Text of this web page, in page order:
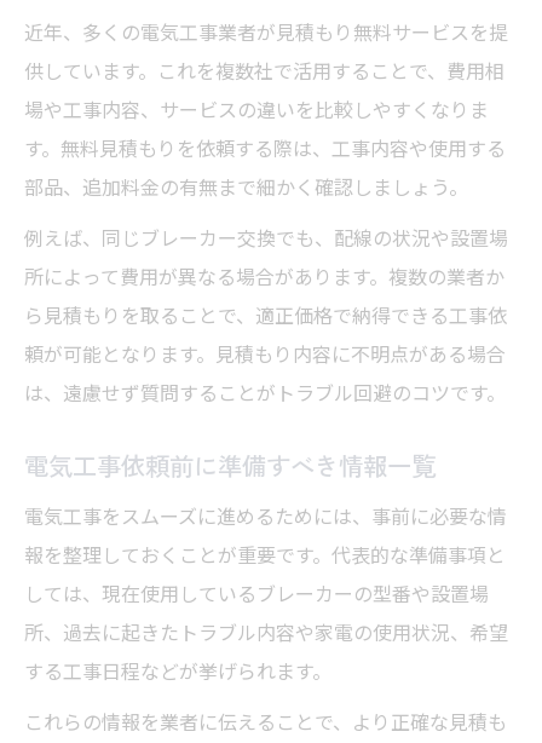
近年、多くの電気工事業者が見積もり無料サービスを提
供しています。これを複数社で活用することで、費用相
場や工事内容、サービスの違いを比較しやすくなりま
す。無料見積もりを依頼する際は、工事内容や使用する
部品、追加料金の有無まで細かく確認しましょう。
例えば、同じブレーカー交換でも、配線の状況や設置場
所によって費用が異なる場合があります。複数の業者か
ら見積もりを取ることで、適正価格で納得できる工事依
頼が可能となります。見積もり内容に不明点がある場合
は、遠慮せず質問することがトラブル回避のコツです。
電気工事依頼前に準備すべき情報一覧
電気工事をスムーズに進めるためには、事前に必要な情
報を整理しておくことが重要です。代表的な準備事項と
しては、現在使用しているブレーカーの型番や設置場
所、過去に起きたトラブル内容や家電の使用状況、希望
する工事日程などが挙げられます。
これらの情報を業者に伝えることで、より正確な見積も